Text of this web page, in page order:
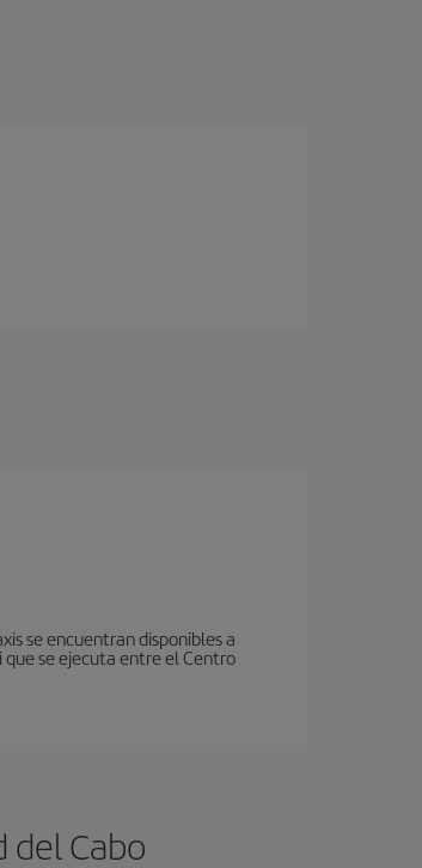
se encuentran disponibles a
se ejecuta entre el Centro
del Cabo